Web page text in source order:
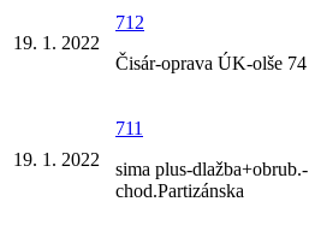
19. 1. 2022
712
Čisár-oprava ÚK-olše 74
19. 1. 2022
711
sima plus-dlažba+obrub.-
chod.Partizánska